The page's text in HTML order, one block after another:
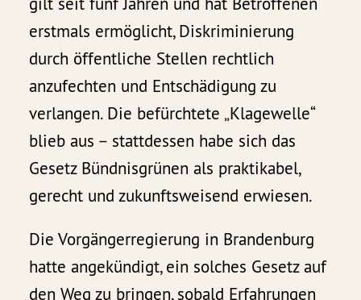
erstmals ermöglicht, Diskriminierung
durch öffentliche Stellen rechtlich
anzufechten und Entschädigung zu
verlangen. Die befürchtete „Klagewelle“
blieb aus – stattdessen habe sich das
Gesetz Bündnisgrünen als praktikabel,
gerecht und zukunftsweisend erwiesen.
Die Vorgängerregierung in Brandenburg
hatte angekündigt, ein solches Gesetz auf
den Weg zu bringen, sobald Erfahrungen